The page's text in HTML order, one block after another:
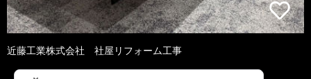
近藤工業株式会社 社屋リフォーム工事